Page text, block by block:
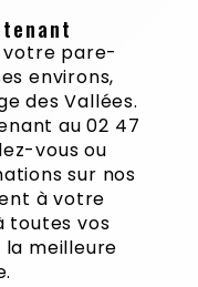
votre pare-
environs,
des Vallées.
au 02 47
vous ou
sur nos
à votre
toutes vos
meilleure